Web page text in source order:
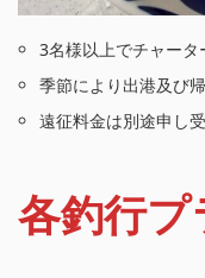
3名様以上でチャー
季節により出港及び
遠征料金は別途申し
各釣行